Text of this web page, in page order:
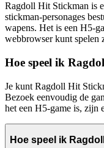
Ragdoll Hit Stickman is
stickman-personages
wapens. Het is een H5-
webbrowser kunt spelen
Hoe speel ik
Je kunt Ragdoll Hit
Bezoek eenvoudig de
het een H5-game is, zijn
Hoe speel ik